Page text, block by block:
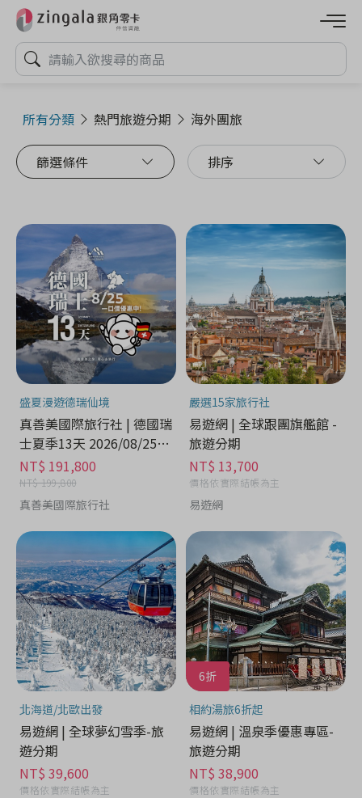
所有分類 熱門旅遊分期 海外團旅
篩選條件 排序
盛夏漫遊德瑞仙境
真善美國際旅行社 | 德國瑞
士夏季13天 2026/08/25出
發 - 住宿旅遊券分期
NT$ 191,800
NT$ 199,800
真善美國際旅行社
嚴選15家旅行社
易遊網 | 全球跟團旗艦館 -
旅遊分期
NT$ 13,700
價格依實際結帳為主
易遊網
北海道/北歐出發
易遊網 | 全球夢幻雪季-旅
遊分期
NT$ 39,600
價格依實際結帳為主
6折
相約湯旅6折起
易遊網 | 溫泉季優惠專區-
旅遊分期
NT$ 38,900
價格依實際結帳為主